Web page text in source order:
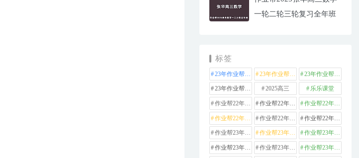
一轮二轮三轮复习全年班
标签
23年作业帮高中化学 23年作业帮高中数学 23年作业帮高中物理
23年作业帮高中英语 2025高三 乐乐课堂
作业帮22年高中化学 作业帮22年高中数学 作业帮22年高中物理
作业帮22年高中生物 作业帮22年高中英语 作业帮22年高中语文
作业帮23年高中化学 作业帮23年高中历史 作业帮23年高中地理
作业帮23年高中数学 作业帮23年高中物理 作业帮23年高中生物